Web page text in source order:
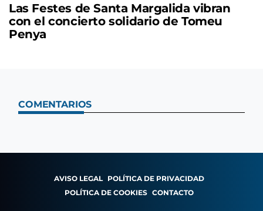
Las Festes de Santa Margalida vibran
con el concierto solidario de Tomeu
Penya
COMENTARIOS
AVISO LEGAL POLÍTICA DE PRIVACIDAD
POLÍTICA DE COOKIES CONTACTO